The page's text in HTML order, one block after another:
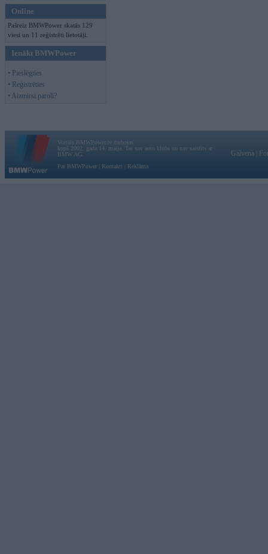
Online
Pašreiz BMWPower skatās 129
viesi un 11 reģistrēti lietotāji.
Ienākt BMWPower
• Pieslēgties
• Reģistrēties
• Aizmirsi paroli?
Vortāls BMWPower.lv darbojas
kopš 2002. gada 14. maija. Tas nav auto klubs un nav saistīts ar
BMW AG.
Par BMWPower
Kontakti Reklāma
Galvena